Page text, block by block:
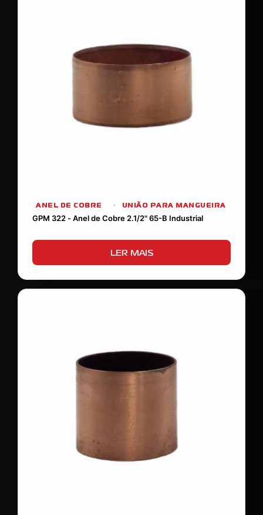
ANEL DE COBRE
UNIÃO PARA MANGUEIRA
GPM 322 - Anel de Cobre 2.1/2" 65-B Industrial
LER MAIS